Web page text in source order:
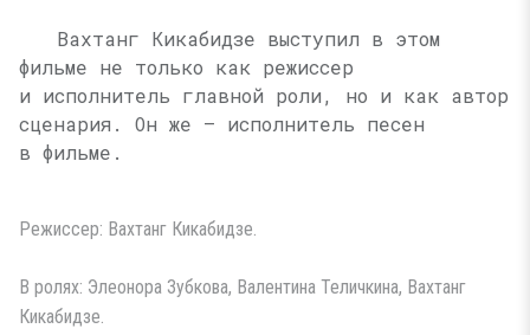
Вахтанг Кикабидзе выступил в этом
фильме не только как режиссер
и исполнитель главной роли, но и как автор
сценария. Он же — исполнитель песен
в фильме.
Режиссер: Вахтанг Кикабидзе.
В ролях: Элеонора Зубкова, Валентина Теличкина, Вахтанг
Кикабидзе.